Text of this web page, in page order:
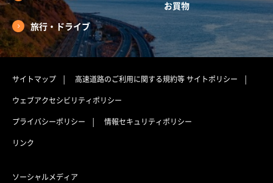
お買物
旅行・ドライブ
サイトマップ 高速道路のご利用に関する規約等サイトポリシー
ウェブアクセシビリティポリシー
プライバシーポリシー
情報セキュリティポリシー
リンク
ソーシャルメディア